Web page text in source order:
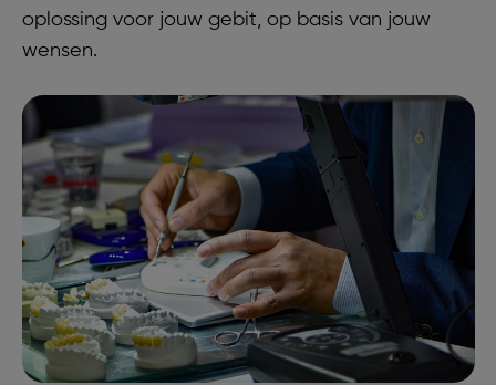
oplossing voor jouw gebit, op basis van jouw
wensen.